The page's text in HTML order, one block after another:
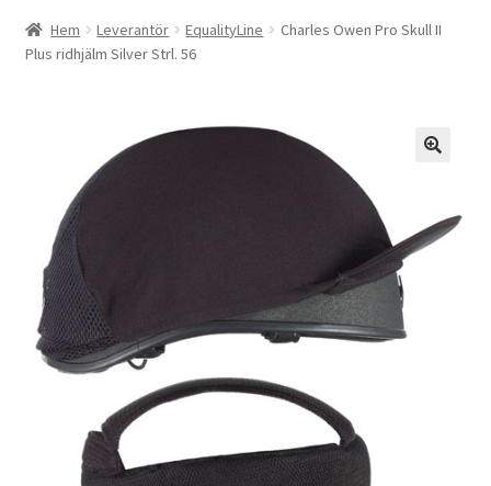
Klubbkläder
Personlig brodyr
Hem Leverantör EqualityLine
Charles Owen Pro Skull II
Plus ridhjälm Silver Strl. 56